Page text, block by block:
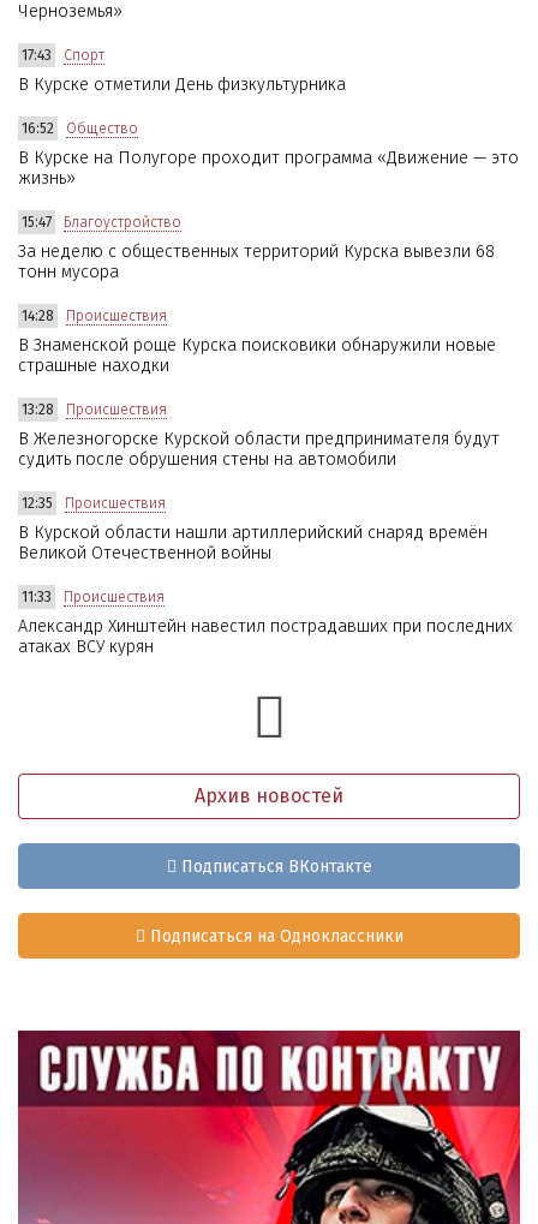
Черноземья»
17:43 Спорт
В Курске отметили День физкультурника
16:52 Общество
В Курске на Полугоре проходит программа «Движение — это
жизнь»
15:47 Благоустройство
За неделю с общественных территорий Курска вывезли 68
тонн мусора
14:28 Происшествия
В Знаменской роще Курска поисковики обнаружили новые
страшные находки
13:28 Происшествия
В Железногорске Курской области предпринимателя будут
судить после обрушения стены на автомобили
12:35 Происшествия
В Курской области нашли артиллерийский снаряд времён
Великой Отечественной войны
11:33 Происшествия
Александр Хинштейн навестил пострадавших при последних
атаках ВСУ курян
Архив новостей
Подписаться ВКонтакте
Подписаться на Одноклассники